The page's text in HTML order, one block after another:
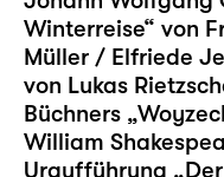
Winterreise“ von
Müller / Elfriede
von Lukas
Büchners
William
Uraufführung „